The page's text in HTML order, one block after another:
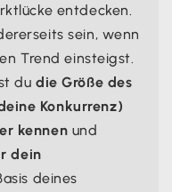
entdecken.
sein, wenn
Trend einsteigst.
dudie Größe des
Konkurrenz)
kennen und
dein
deines